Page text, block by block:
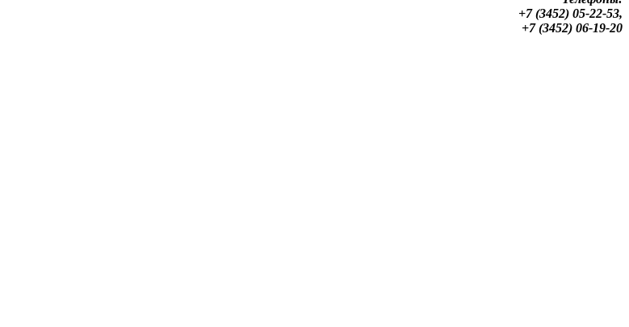
+7 (3452) 05-22-53,
+7 (3452) 06-19-20